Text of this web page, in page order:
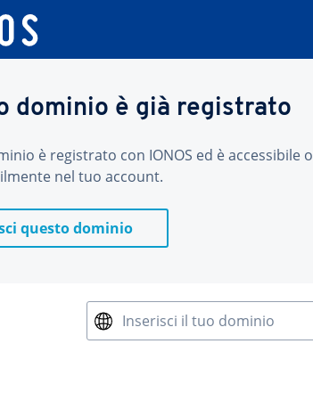
dominio è già registrato
è registrato con IONOS ed è
nel tuo account.
questo dominio
Inserisci il tuo dominio